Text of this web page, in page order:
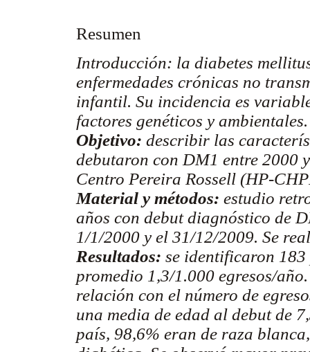
Resumen
Introducción: la diabetes
enfermedades crónicas no
infantil. Su incidencia es
factores genéticos y ambientales.
Objetivo: describir las
debutaron con DM1 entre 2000
Centro Pereira Rossell (HP-
Material y métodos: estudio
años con debut diagnóstico de
1/1/2000 y el 31/12/2009. Se
Resultados: se identificaron 183
promedio 1,3/1.000 egresos/
relación con el número de
una media de edad al debut de
país, 98,6% eran de raza